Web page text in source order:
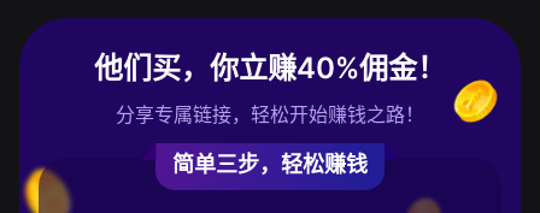
他们买，你立赚40%佣金！
分享专属链接，轻松开始赚钱之路！
简单三步，轻松赚钱